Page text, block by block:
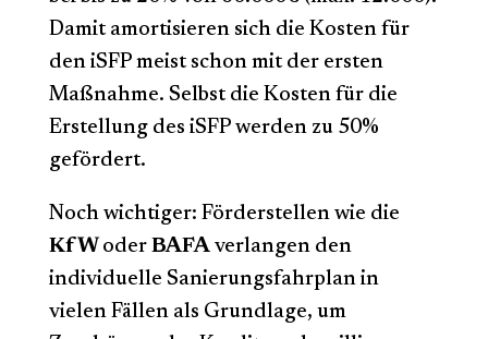
Damit amortisieren sich die Kosten für
den iSFP meist schon mit der ersten
Maßnahme. Selbst die Kosten für die
Erstellung des iSFP werden zu 50%
gefördert.
Noch wichtiger: Förderstellen wie die
KfW oderBAFAverlangen den
individuelle Sanierungsfahrplan in
vielen Fällen als Grundlage, um